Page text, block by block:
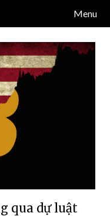
TIỀN
tiền mã hoá, công nghệ
Menu
qua dự luật